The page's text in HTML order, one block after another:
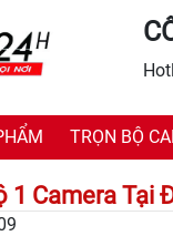
TRỌN BỘ
1 Camera Tại